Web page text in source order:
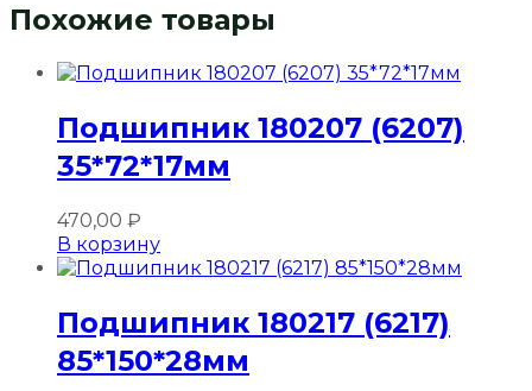
Похожие товары
Подшипник 180207 (6207)
35*72*17мм
470,00 ₽
В корзину
Подшипник 180217 (6217)
85*150*28мм